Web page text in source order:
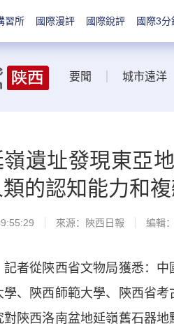
習所 國際漫評 國際銳評 國際3分
要聞 城市遠洋
遺址發現東亞
的認知能力和
來源： 陝西日報 編輯
從陝西省文物局獲悉：中
學、陝西師範大學、陝西省
對陝西洛南盆地延嶺舊石器